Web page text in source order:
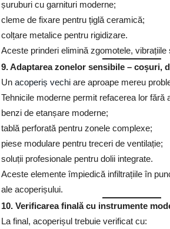
șuruburi cu garnituri moderne;
cleme de fixare pentru țiglă ceramică;
colțare metalice pentru rigidizare.
Aceste prinderi elimină zgomotele,
9. Adaptarea zonelor sensibile – coșuri,
Unacoperiș vechi are aproape mereu
Tehnicile moderne permit refacerea lor fără
benzi de etanșare moderne;
tablă perforată pentru zonele complexe;
piese modulare pentru treceri de ventilație;
soluții profesionale pentru dolii integrate.
Aceste elemente împiedică infiltrațiile în
ale acoperișului.
10. Verificarea finală cu instrumente
La final, acoperișul trebuie verificat cu: